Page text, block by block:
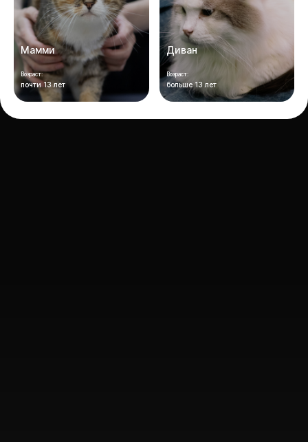
Мамми
Возраст:
почти 13 лет
Диван
Возраст:
больше 13 лет